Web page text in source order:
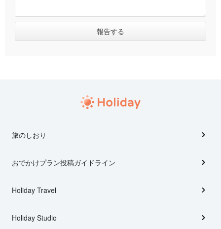
旅のしおり
おでかけプラン投稿ガイドライン
Holiday Travel
Holiday Studio